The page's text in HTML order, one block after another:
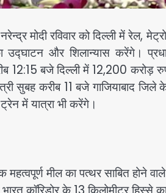
मोदी रविवार को दिल्ली में
उद्घाटन और शिलान्यास करेंगे।
12:15 बजे दिल्ली में 12,200
सुबह करीब 11 बजे गाजियाबाद
में यात्रा भी करेंगे।
मील का पत्थर साबित होने